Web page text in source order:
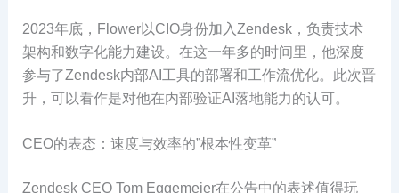
2023年底，Flower以CIO身份加入Zendesk，负责技术
架构和数字化能力建设。在这一年多的时间里，他深度
参与了Zendesk内部AI工具的部署和工作流优化。此次晋
升，可以看作是对他在内部验证AI落地能力的认可。
CEO的表态：速度与效率的”根本性变革”
Zendesk CEO Tom Eggemeier在公告中的表述值得玩